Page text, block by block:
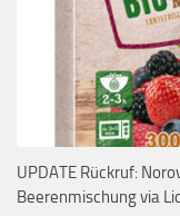
UPDATE Rückruf:
Beerenmischung via